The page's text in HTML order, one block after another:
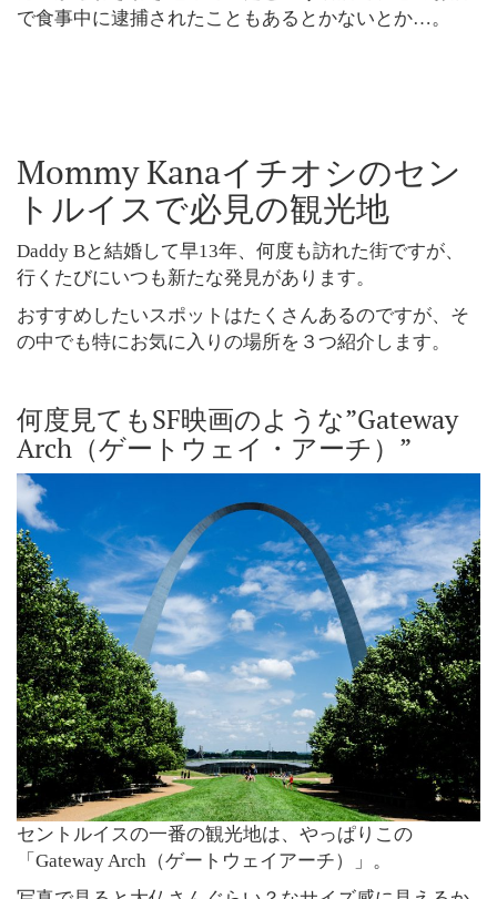
で食事中に逮捕されたこともあるとかないとか…。
Mommy Kanaイチオシのセン
トルイスで必見の観光地
Daddy Bと結婚して早13年、何度も訪れた街ですが、
行くたびにいつも新たな発見があります。
おすすめしたいスポットはたくさんあるのですが、そ
の中でも特にお気に入りの場所を３つ紹介します。
何度見てもSF映画のような”Gateway
Arch（ゲートウェイ・アーチ）”
セントルイスの一番の観光地は、やっぱりこの
「Gateway Arch（ゲートウェイアーチ）」。